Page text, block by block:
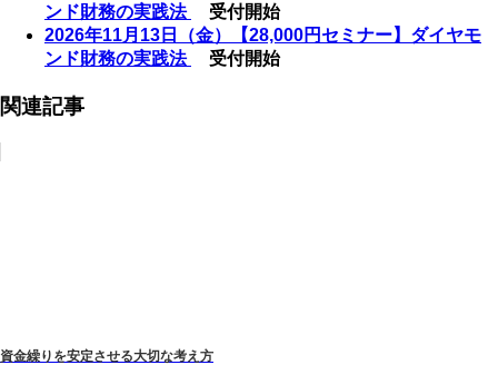
ンド財務の実践法
受付開始
2026年11月13日（金）【28,000円セミナー】ダイヤモ
ンド財務の実践法
受付開始
関連記事
資金繰りを安定させる大切な考え方